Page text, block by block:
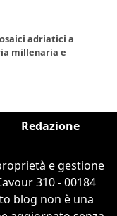
adriatici a
millenaria e
Redazione
e gestione
310 - 00184
blog non è una